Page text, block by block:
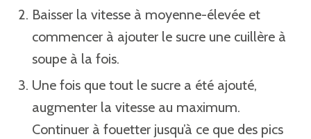
Baisser la vitesse à moyenne-élevée et
commencer à ajouter le sucre une cuillère à
soupe à la fois.
Une fois que tout le sucre a été ajouté,
augmenter la vitesse au maximum.
Continuer à fouetter jusqu’à ce que des pics